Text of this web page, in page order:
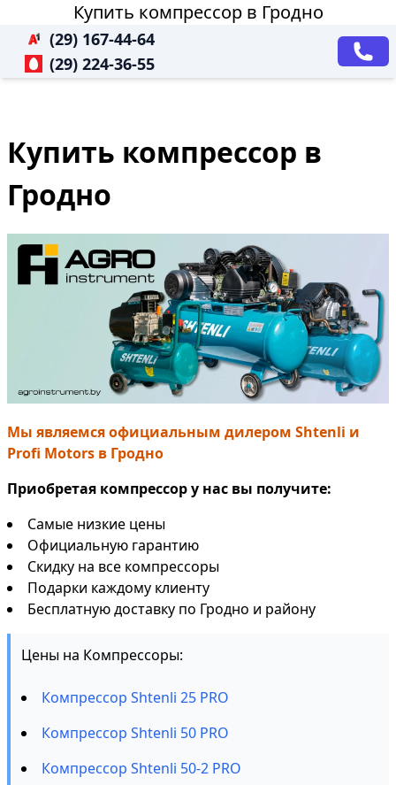
Купить компрессор в Гродно
(29) 167-44-64
(29) 224-36-55
Купить компрессор в
Гродно
Мы являемся официальным дилером Shtenli и
Profi Motors в Гродно
Приобретая компрессор у нас вы получите:
Самые низкие цены
Официальную гарантию
Скидку на все компрессоры
Подарки каждому клиенту
Бесплатную доставку по Гродно и району
Цены на Компрессоры:
Компрессор Shtenli 25 PRO
Компрессор Shtenli 50 PRO
Компрессор Shtenli 50-2 PRO